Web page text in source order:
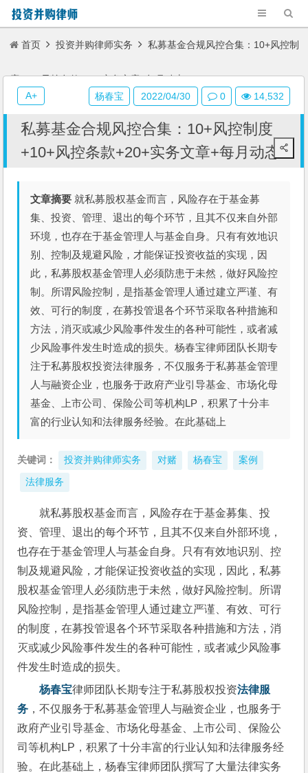
首页 投资并购律师实务 私募基金合规风控合集：10+风控制
度+10+风控条款+20+实务文章+每月动态
私募基金合规风控合集：10+风控制度
+10+风控条款+20+实务文章+每月动态
文章摘要 就私募股权基金而言，风险存在于基金募
集、投资、管理、退出的每个环节，且其不仅来自外部
环境，也存在于基金管理人与基金自身。只有有效地识
别、控制及规避风险，才能保证投资收益的实现，因
此，私募股权基金管理人必须防患于未然，做好风险控
制。所谓风险控制，是指基金管理人通过建立严谨、有
效、可行的制度，在募投管退各个环节采取各种措施和
方法，消灭或减少风险事件发生的各种可能性，或者减
少风险事件发生时造成的损失。杨春宝律师团队长期专
注于私募股权投资法律服务，不仅服务于私募基金管理
人与融资企业，也服务于政府产业引导基金、市场化母
基金、上市公司、保险公司等机构LP，积累了十分丰
富的行业认知和法律服务经验。在此基础上
关键词： 投资并购律师实务 对赌 杨春宝 案例
法律服务
就私募股权基金而言，风险存在于基金募集、投
资、管理、退出的每个环节，且其不仅来自外部环境，
也存在于基金管理人与基金自身。只有有效地识别、控
制及规避风险，才能保证投资收益的实现，因此，私募
股权基金管理人必须防患于未然，做好风险控制。所谓
风险控制，是指基金管理人通过建立严谨、有效、可行
的制度，在募投管退各个环节采取各种措施和方法，消
灭或减少风险事件发生的各种可能性，或者减少风险事
件发生时造成的损失。
杨春宝律师团队长期专注于私募股权投资法律服
务 ，不仅服务于私募基金管理人与融资企业，也服务于
政府产业引导基金、市场化母基金、上市公司、保险公
司等机构LP，积累了十分丰富的行业认知和法律服务经
验。在此基础上，杨春宝律师团队撰写了大量法律实务
杨春宝 2022/04/30 0 14,532
A+